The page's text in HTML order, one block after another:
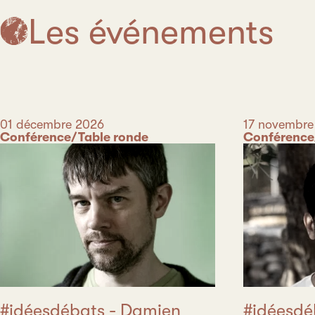
Les événements
Date
01 décembre 2026
Catégorie
Conférence/Table ronde
#idéesdébats - Damien
Date
17
Catégorie